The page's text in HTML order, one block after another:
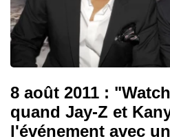
8 août 2011 :
quand Jay-Z et
l'événement avec